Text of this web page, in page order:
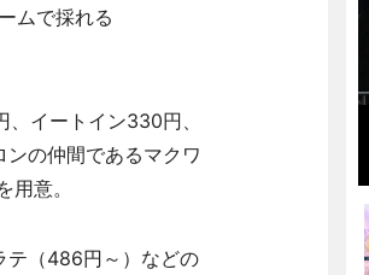
ムで採れる
イートイン330円、
の仲間であるマクワ
意。
（486円～）などの